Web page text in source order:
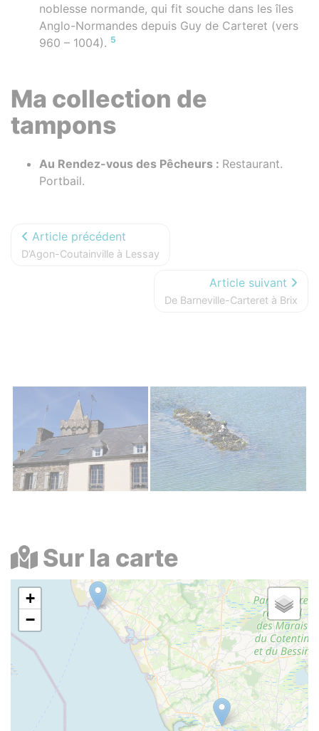
noblesse normande, qui fit souche dans les îles
Anglo-Normandes depuis Guy de Carteret (vers
960 – 1004). 5
Ma collection de
tampons
Au Rendez-vous des Pêcheurs : Restaurant.
Portbail.
Article précédent
D’Agon-Coutainville à Lessay
Article suivant
De Barneville-Carteret à Brix
Photos
Sur la carte
+
−